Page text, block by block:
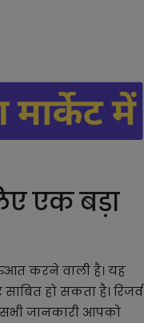
एक बड़ा
करने वाली है। यह
हो सकता है। रिजर्व
जानकारी आपको